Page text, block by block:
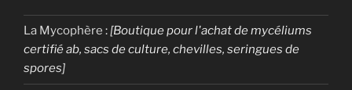
La Mycophère :[Boutique pour l'achat de mycéliums
certifié ab, sacs de culture, chevilles, seringues de
spores]